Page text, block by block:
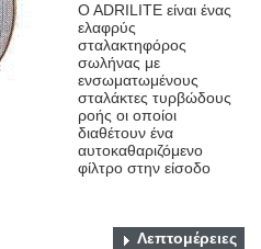
O ADRILITE είναι ένας
ελαφρύς
σταλακτηφόρος
σωλήνας με
ενσωματωμένους
σταλάκτες τυρβώδους
ροής οι οποίοι
διαθέτουν ένα
αυτοκαθαριζόμενο
φίλτρο στην είσοδο
Λεπτομέρειες